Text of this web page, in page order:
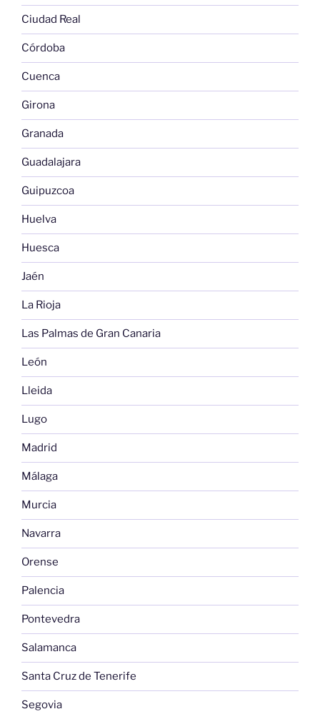
Ciudad Real
Córdoba
Cuenca
Girona
Granada
Guadalajara
Guipuzcoa
Huelva
Huesca
Jaén
La Rioja
Las Palmas de Gran Canaria
León
Lleida
Lugo
Madrid
Málaga
Murcia
Navarra
Orense
Palencia
Pontevedra
Salamanca
Santa Cruz de Tenerife
Segovia